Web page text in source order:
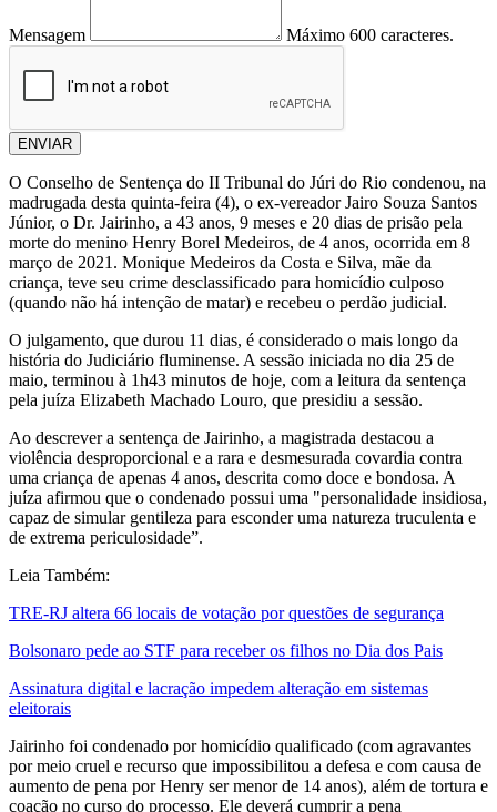
Mensagem Máximo 600 caracteres.
ENVIAR
O Conselho de Sentença do II Tribunal do Júri do Rio condenou, na
madrugada desta quinta-feira (4), o ex-vereador Jairo Souza Santos
Júnior, o Dr. Jairinho, a 43 anos, 9 meses e 20 dias de prisão pela
morte do menino Henry Borel Medeiros, de 4 anos, ocorrida em 8
março de 2021. Monique Medeiros da Costa e Silva, mãe da
criança, teve seu crime desclassificado para homicídio culposo
(quando não há intenção de matar) e recebeu o perdão judicial.
O julgamento, que durou 11 dias, é considerado o mais longo da
história do Judiciário fluminense. A sessão iniciada no dia 25 de
maio, terminou à 1h43 minutos de hoje, com a leitura da sentença
pela juíza Elizabeth Machado Louro, que presidiu a sessão.
Ao descrever a sentença de Jairinho, a magistrada destacou a
violência desproporcional e a rara e desmesurada covardia contra
uma criança de apenas 4 anos, descrita como doce e bondosa. A
juíza afirmou que o condenado possui uma "personalidade insidiosa,
capaz de simular gentileza para esconder uma natureza truculenta e
de extrema periculosidade”.
Leia Também:
TRE-RJ altera 66 locais de votação por questões de segurança
Bolsonaro pede ao STF para receber os filhos no Dia dos Pais
Assinatura digital e lacração impedem alteração em sistemas
eleitorais
Jairinho foi condenado por homicídio qualificado (com agravantes
por meio cruel e recurso que impossibilitou a defesa e com causa de
aumento de pena por Henry ser menor de 14 anos), além de tortura e
coação no curso do processo. Ele deverá cumprir a pena